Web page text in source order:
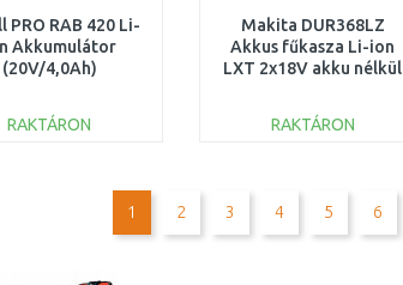
PRO RAB 420 Li-
Akkumulátor
(20V/4,0Ah)
RAKTÁRON
Makita DUR368LZ
Akkus fűkasza Li-ion
LXT 2x18V akku nélkül
RAKTÁRON
Összehasonlítás
1 2 3 4 5 6